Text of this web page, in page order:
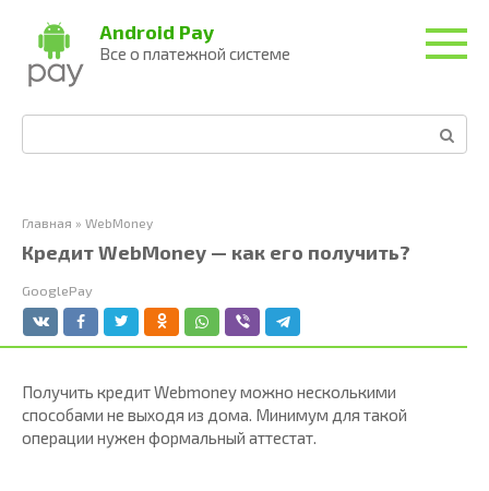
контенту
Android Pay
Все о платежной системе
Главная » WebMoney
Кредит WebMoney — как его получить?
GooglePay
Получить кредит Webmoney можно несколькими
способами не выходя из дома. Минимум для такой
операции нужен формальный аттестат.